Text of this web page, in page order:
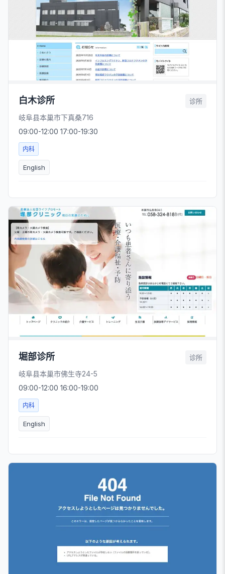
白木诊所 诊所
岐阜县本巢市下真桑716
09:00-12:00 17:00-19:30
内科
English
堀部诊所 诊所
岐阜县本巢市佛生寺24-5
09:00-12:00 16:00-19:00
内科
English